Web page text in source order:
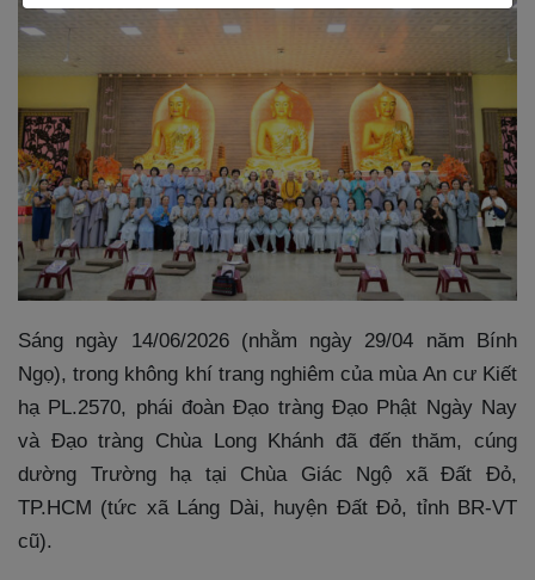
Sáng ngày 14/06/2026 (nhằm ngày 29/04 năm Bính
Ngọ), trong không khí trang nghiêm của mùa An cư Kiết
hạ PL.2570, phái đoàn Đạo tràng Đạo Phật Ngày Nay
và Đạo tràng Chùa Long Khánh đã đến thăm, cúng
dường Trường hạ tại Chùa Giác Ngộ xã Đất Đỏ,
TP.HCM (tức xã Láng Dài, huyện Đất Đỏ, tỉnh BR-VT
cũ).